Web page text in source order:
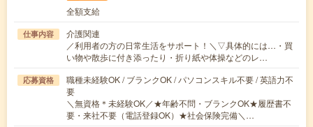
全額支給
仕事内容
介護関連
／利用者の方の日常生活をサポート！＼▽具体的には…・買
い物や散歩に付き添ったり・折り紙や体操などのレ…
応募資格
職種未経験OK / ブランクOK / パソコンスキル不要 / 英語力不
要
＼無資格＊未経験OK／★年齢不問・ブランクOK★履歴書不
要・来社不要（電話登録OK）★社会保険完備＼…